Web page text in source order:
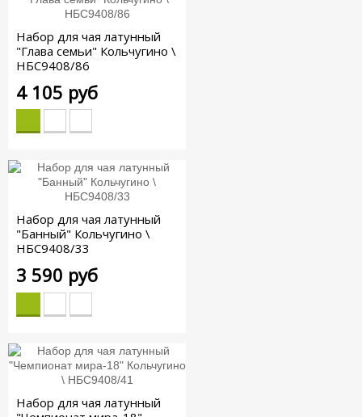
Набор для чая латунный
"Глава семьи" Кольчугино \
НБС9408/86
4 105 руб
Набор для чая латунный
"Банный" Кольчугино \
НБС9408/33
3 590 руб
Набор для чая латунный